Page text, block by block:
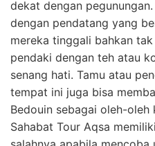
dekat dengan
dengan pendatang yang
mereka tinggali bahkan
pendaki dengan teh atau
senang hati. Tamu atau
tempat ini juga bisa
Bedouin sebagai oleh-oleh
Sahabat Tour Aqsa